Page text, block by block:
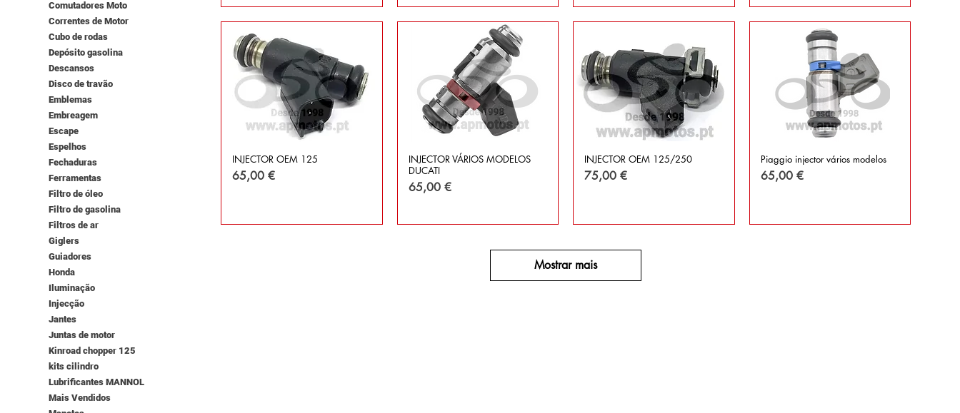
Comutadores Moto
Correntes de Motor
Cubo de rodas
Depósito gasolina
Descansos
Disco de travão
Emblemas
Embreagem
Escape
Espelhos
Fechaduras
Ferramentas
Filtro de óleo
Filtro de gasolina
Filtros de ar
Giglers
Guiadores
Honda
Iluminação
Injecção
Jantes
Juntas de motor
Kinroad chopper 125
kits cilindro
Lubrificantes MANNOL
Mais Vendidos
INJECTOR OEM 125
Preço
65,00 €
INJECTOR VÁRIOS MODELOS
DUCATI
Preço
65,00 €
INJECTOR OEM 125/250
Preço
75,00 €
Piaggio injector vários modelos
Preço
65,00 €
Mostrar mais